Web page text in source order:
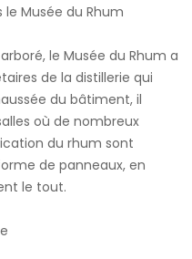
Musée du Rhum
le Musée du Rhum a
de la distillerie qui
du bâtiment, il
où de nombreux
du rhum sont
de panneaux, en
le tout.